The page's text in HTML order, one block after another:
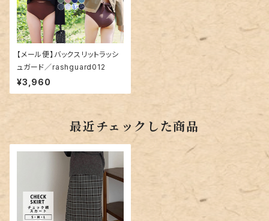
【メール便】バックスリットラッシ
ュガード／rashguard012
¥3,960
最近チェックした商品